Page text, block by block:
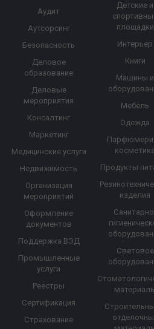
Аудит
Аутсорсинг
Безопасность
Деловое
образование
Деловые
мероприятия
Консалтинг
Маркетинг
Медицинские услуги
Недвижимость
Организация
мероприятий
Оформление
документов
Поддержка ВЭД
Промышленные
услуги
Реестры
Сертификация
Страхование
Детские и
площадки
Интерьер
Книги
Машины и
Мебель
Одежда
косметика
Продукты
изделия
Световое